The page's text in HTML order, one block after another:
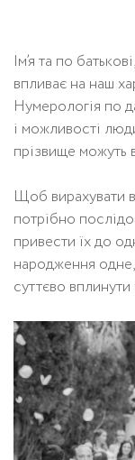
Ім’я та по
впливає на наш
Нумерологія по
і можливості
прізвище можуть
Щоб вирахувати
потрібно
привести їх до
народження
суттєво